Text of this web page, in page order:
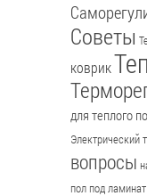
Советы
коврик
для теплого
Электрический
вопросы
пол под ламинат